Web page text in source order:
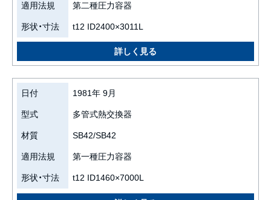
適用法規 第二種圧力容器
形状・寸法 t12 ID2400×3011L
日付 1981年 9月
型式 多管式熱交換器
材質 SB42/SB42
適用法規 第一種圧力容器
形状・寸法 t12 ID1460×7000L